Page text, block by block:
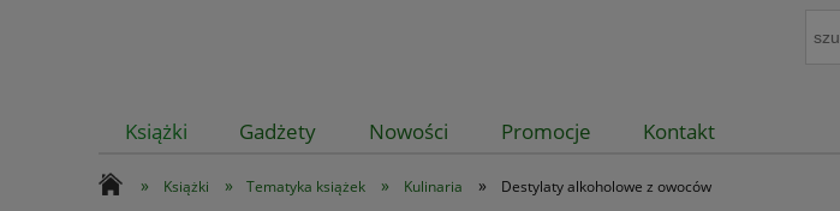
Książki Gadżety Nowości Promocje Kontakt
» Książki » Tematyka książek » Kulinaria » Destylaty alkoholowe z owoców